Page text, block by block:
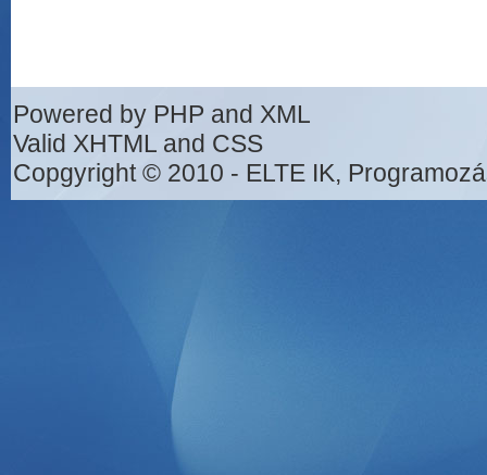
Powered by PHP and XML
Valid XHTML and CSS
Copgyright © 2010 - ELTE IK,